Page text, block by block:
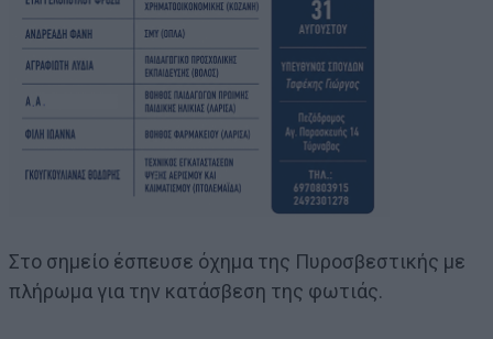
Στο σημείο έσπευσε όχημα της Πυροσβεστικής με
πλήρωμα για την κατάσβεση της φωτιάς.